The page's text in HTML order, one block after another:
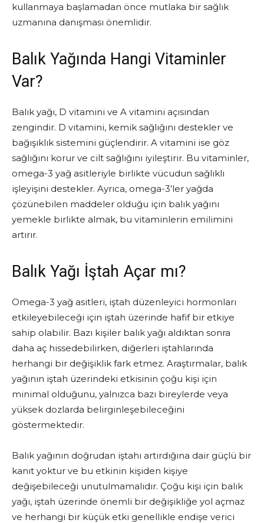
kullanmaya başlamadan önce mutlaka bir sağlık
uzmanına danışması önemlidir.
Balık Yağında Hangi Vitaminler
Var?
Balık yağı, D vitamini ve A vitamini açısından
zengindir. D vitamini, kemik sağlığını destekler ve
bağışıklık sistemini güçlendirir. A vitamini ise göz
sağlığını korur ve cilt sağlığını iyileştirir. Bu vitaminler,
omega-3 yağ asitleriyle birlikte vücudun sağlıklı
işleyişini destekler. Ayrıca, omega-3’ler yağda
çözünebilen maddeler olduğu için balık yağını
yemekle birlikte almak, bu vitaminlerin emilimini
artırır.
Balık Yağı İştah Açar mı?
Omega-3 yağ asitleri, iştah düzenleyici hormonları
etkileyebileceği için iştah üzerinde hafif bir etkiye
sahip olabilir. Bazı kişiler balık yağı aldıktan sonra
daha aç hissedebilirken, diğerleri iştahlarında
herhangi bir değişiklik fark etmez. Araştırmalar, balık
yağının iştah üzerindeki etkisinin çoğu kişi için
minimal olduğunu, yalnızca bazı bireylerde veya
yüksek dozlarda belirginleşebileceğini
göstermektedir.
Balık yağının doğrudan iştahı artırdığına dair güçlü bir
kanıt yoktur ve bu etkinin kişiden kişiye
değişebileceği unutulmamalıdır. Çoğu kişi için balık
yağı, iştah üzerinde önemli bir değişikliğe yol açmaz
ve herhangi bir küçük etki genellikle endişe verici